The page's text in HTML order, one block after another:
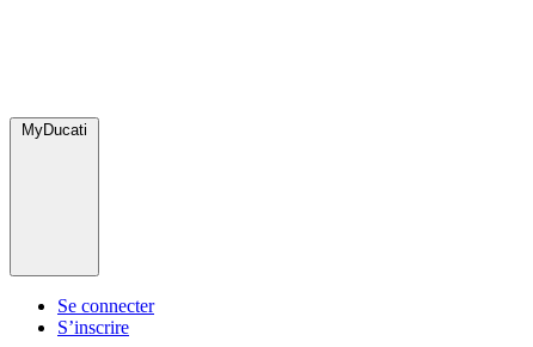
MyDucati
Se connecter
S’inscrire